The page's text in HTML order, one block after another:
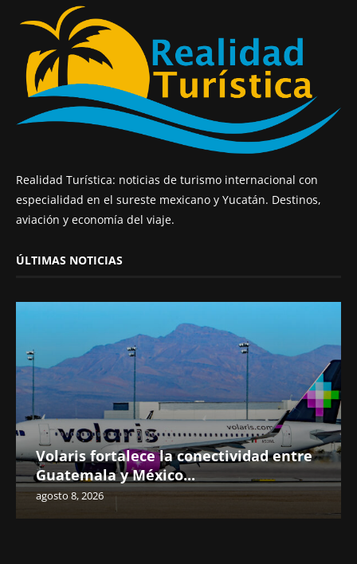
Realidad Turística: noticias de turismo internacional con
especialidad en el sureste mexicano y Yucatán. Destinos,
aviación y economía del viaje.
ÚLTIMAS NOTICIAS
Volaris fortalece la conectividad entre
Guatemala y México...
agosto 8, 2026